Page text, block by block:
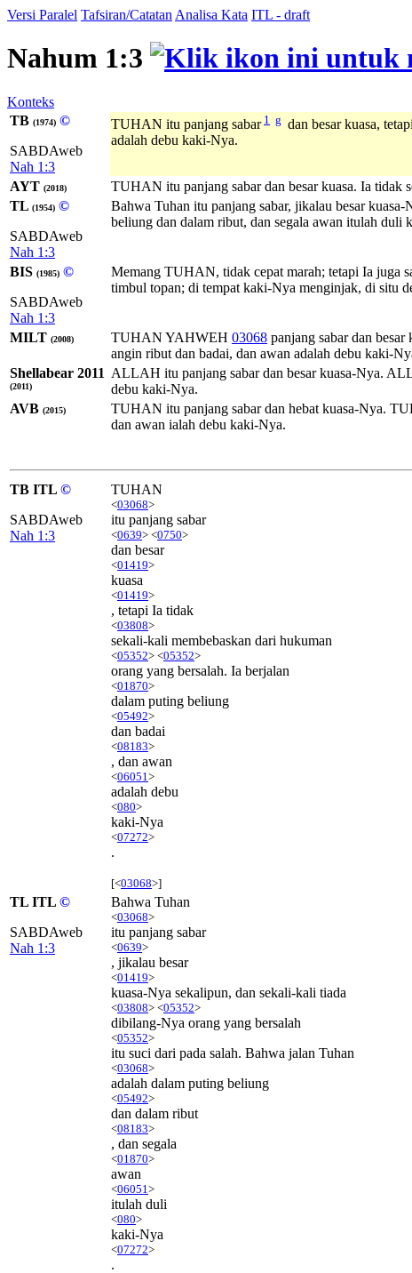
Versi Paralel Tafsiran/Catatan Analisa Kata ITL - draft
Nahum 1:3
Konteks
TB (1974) ©
SABDAweb
Nah 1:3
TUHAN itu panjang sabar 1 g dan besar kuasa,
adalah debu kaki-Nya.
AYT (2018)
TUHAN itu panjang sabar dan besar kuasa. Ia tidak
TL (1954) ©
SABDAweb
Nah 1:3
Bahwa Tuhan itu panjang sabar, jikalau besar
beliung dan dalam ribut, dan segala awan itulah duli
BIS (1985) ©
SABDAweb
Nah 1:3
Memang TUHAN, tidak cepat marah; tetapi Ia juga
timbul topan; di tempat kaki-Nya menginjak, di situ
MILT (2008) TUHAN YAHWEH 03068 panjang sabar dan
angin ribut dan badai, dan awan adalah debu kaki-
Shellabear 2011
(2011)
ALLAH itu panjang sabar dan besar kuasa-Nya.
debu kaki-Nya.
AVB (2015)
TUHAN itu panjang sabar dan hebat kuasa-Nya.
dan awan ialah debu kaki-Nya.
TB ITL ©
SABDAweb
Nah 1:3
TUHAN
<03068>
itu panjang sabar
<0639> <0750>
dan besar
<01419>
kuasa
<01419>
, tetapi Ia tidak
<03808>
sekali-kali membebaskan dari hukuman
<05352> <05352>
orang yang bersalah. Ia berjalan
<01870>
dalam puting beliung
<05492>
dan badai
<08183>
, dan awan
<06051 >
adalah debu
<080>
kaki-Nya
<07272>
.
[<03068>]
TL ITL ©
SABDAweb
Nah 1:3
Bahwa Tuhan
<03068>
itu panjang sabar
<0639>
, jikalau besar
<01419>
kuasa-Nya sekalipun, dan sekali-kali tiada
<03808> <05352>
dibilang-Nya orang yang bersalah
<05352>
itu suci dari pada salah. Bahwa jalan Tuhan
<03068>
adalah dalam puting beliung
<05492>
dan dalam ribut
<08183>
, dan segala
<01870>
awan
<06051 >
itulah duli
<080>
kaki-Nya
<07272>
.